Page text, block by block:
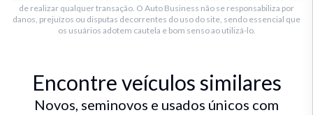
de realizar qualquer transação. O Auto Business não se responsabiliza por
danos, prejuízos ou disputas decorrentes do uso do site, sendo essencial que
os usuários adotem cautela e bom senso ao utilizá-lo.
Encontre veículos similares
Novos, seminovos e usados únicos com